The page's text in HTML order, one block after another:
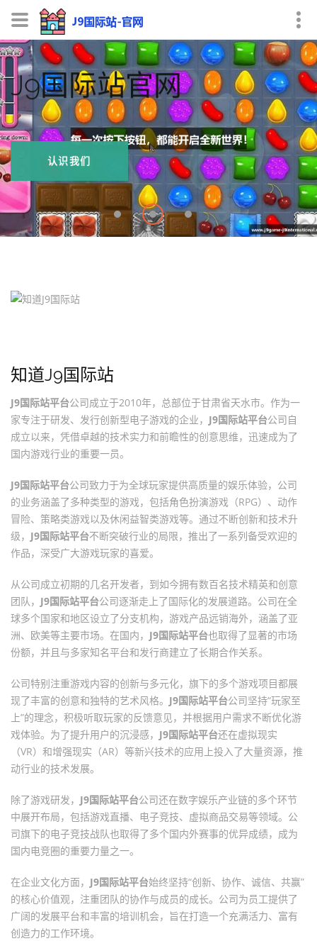
J9国际站官网
认识我们
知道J9国际站
J9国际站平台公司成立于2010年，总部位于甘肃省天水市。作为一
家专注于研发、发行创新型电子游戏的企业， J9国际站平台公司自
成立以来，凭借卓越的技术实力和前瞻性的创意思维，迅速成为了
国内游戏行业的重要一员。
J9国际站平台公司致力于为全球玩家提供高质量的娱乐体验，公司
的业务涵盖了多种类型的游戏，包括角色扮演游戏（RPG）、动作
冒险、策略类游戏以及休闲益智类游戏等。通过不断创新和技术升
级， J9国际站平台不断突破行业的局限，推出了一系列备受欢迎的
作品，深受广大游戏玩家的喜爱。
从公司成立初期的几名开发者，到如今拥有数百名技术精英和创意
团队， J9国际站平台公司逐渐走上了国际化的发展道路。公司在全
球多个国家和地区设立了分支机构，游戏产品远销海外，涵盖了亚
洲、欧美等主要市场。在国内， J9国际站平台也取得了显著的市场
份额，并且与多家知名平台和发行商建立了长期合作关系。
公司特别注重游戏内容的创新与多元化，旗下的多个游戏项目都展
现了丰富的创意和独特的艺术风格。 J9国际站平台公司坚持“玩家至
上”的理念，积极听取玩家的反馈意见，并根据用户需求不断优化游
戏体验。为了提升用户的沉浸感， J9国际站平台还在虚拟现实
（VR）和增强现实（AR）等新兴技术的应用上投入了大量资源，推
动行业的技术发展。
除了游戏研发， J9国际站平台公司还在数字娱乐产业链的多个环节
中展开布局，包括游戏直播、电子竞技、虚拟商品交易等领域。公
司旗下的电子竞技战队也取得了多个国内外赛事的优异成绩，成为
国内电竞圈的重要力量之一。
在企业文化方面， J9国际站平台始终坚持“创新、协作、诚信、共赢”
的核心价值观，注重团队的协作与成员的成长。公司为员工提供了
广阔的发展平台和丰富的培训机会，旨在打造一个充满活力、富有
创造力的工作环境。